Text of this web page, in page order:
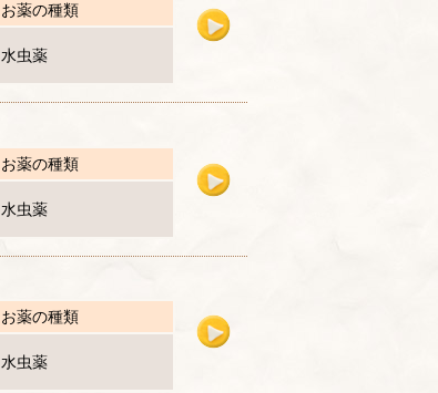
お薬の種類
水虫薬
お薬の種類
水虫薬
お薬の種類
水虫薬